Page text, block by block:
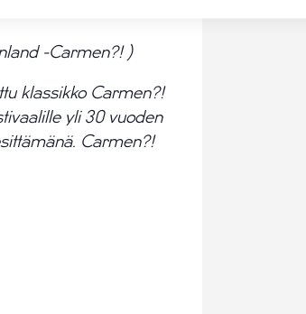
-Carmen?! )
klassikko Carmen?!
yli 30 vuoden
Carmen?!